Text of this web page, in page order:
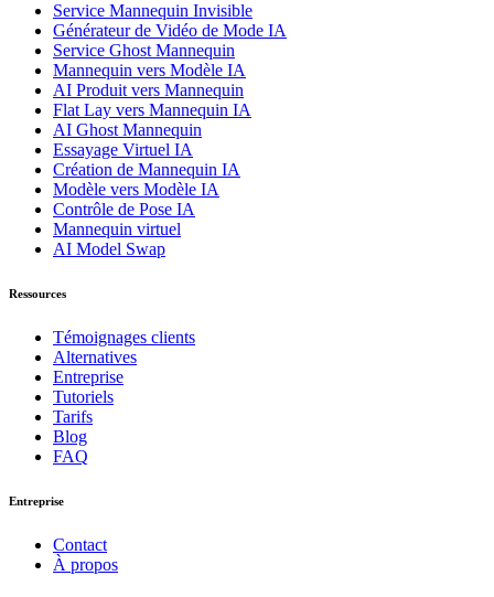
Service Mannequin Invisible
Générateur de Vidéo de Mode IA
Service Ghost Mannequin
Mannequin vers Modèle IA
AI Produit vers Mannequin
Flat Lay vers Mannequin IA
AI Ghost Mannequin
Essayage Virtuel IA
Création de Mannequin IA
Modèle vers Modèle IA
Contrôle de Pose IA
Mannequin virtuel
AI Model Swap
Ressources
Témoignages clients
Alternatives
Entreprise
Tutoriels
Tarifs
Blog
FAQ
Entreprise
Contact
À propos